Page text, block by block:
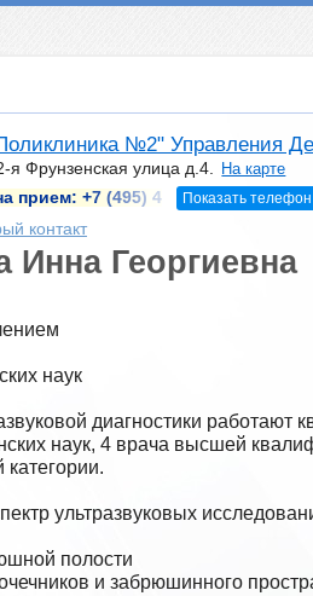
№2" Управления
я Фрунзенская улица д.4.
На карте
прием: +7 (495) 4 Показать телефон
контакт
Инна Георгиевна
наук
диагностики
наук, 4 врача высшей
ультразвуковых